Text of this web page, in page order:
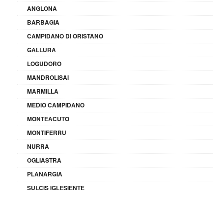
ANGLONA
BARBAGIA
CAMPIDANO DI ORISTANO
GALLURA
LOGUDORO
MANDROLISAI
MARMILLA
MEDIO CAMPIDANO
MONTEACUTO
MONTIFERRU
NURRA
OGLIASTRA
PLANARGIA
SULCIS IGLESIENTE